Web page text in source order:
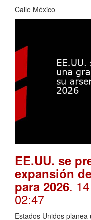
Calle México
EE.UU. se
expansión
para 2026.
02:47
Estados Unidos